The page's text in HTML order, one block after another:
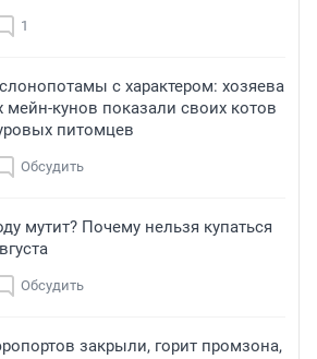
1
с характером: хозяева
мейн-кунов показали своих котов
питомцев
Обсудить
мутит? Почему нельзя купаться
Обсудить
закрыли, горит промзона,